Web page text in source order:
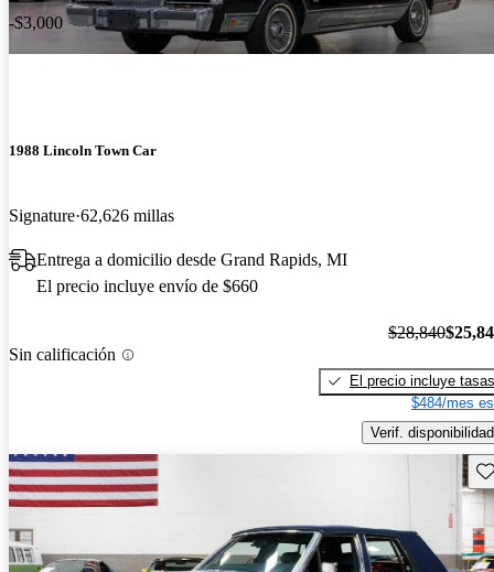
-$3,000
1988 Lincoln Town Car
Signature 62,626 millas
Entrega a domicilio desde Grand Rapids, MI
El precio incluye envío de $660
Sin calificación
$28,840
El precio incluye tasas
$484/mes
Verif. disponibilidad